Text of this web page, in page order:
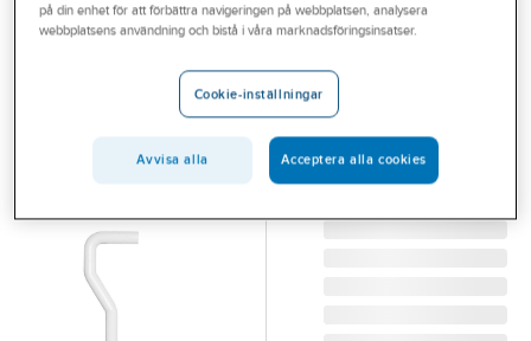
Branscher FALUPLAST
Utloppsrör S-
böjd, Faluplast
40 UTLOPPSRÖR
MED S-BÖJ140X600
VIT FP 47000 BF.
Artikelnummer:
på din enhet för att förbättra navigeringen på webbplatsen, analysera
webbplatsens användning och bistå i våra marknadsföringsinsatser.
Cookie-inställningar
Avvisa alla Acceptera alla cookies